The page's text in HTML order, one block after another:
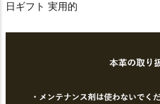
日ギフト 実用的